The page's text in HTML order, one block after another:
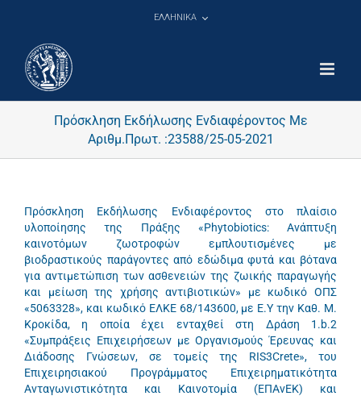
ΕΛΛΗΝΙΚΑ
Πρόσκληση Εκδήλωσης Ενδιαφέροντος Με
Αριθμ.Πρωτ. :23588/25-05-2021
Πρόσκληση Εκδήλωσης Ενδιαφέροντος στο πλαίσιο
υλοποίησης της Πράξης «Phytobiotics: Ανάπτυξη
καινοτόμων ζωοτροφών εμπλουτισμένες με
βιοδραστικούς παράγοντες από εδώδιμα φυτά και βότανα
για αντιμετώπιση των ασθενειών της ζωικής παραγωγής
και μείωση της χρήσης αντιβιοτικών» με κωδικό ΟΠΣ
«5063328», και κωδικό ΕΛΚΕ 68/143600, με Ε.Υ την Καθ. Μ.
Κροκίδα, η οποία έχει ενταχθεί στη Δράση 1.b.2
«Συμπράξεις Επιχειρήσεων με Οργανισμούς Έρευνας και
Διάδοσης Γνώσεων, σε τομείς της RIS3Crete», του
Επιχειρησιακού Προγράμματος Επιχειρηματικότητα
Ανταγωνιστικότητα και Καινοτομία (ΕΠΑνΕΚ) και